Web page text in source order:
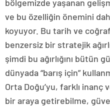
bölgemizde yaşanan
ve bu özelliğin önemini
koyuyor. Bu tarih ve
benzersiz bir stratejik
şimdi bu ağırlığını bütün
dünyada “barış için”
Orta Doğu’yu, farklı
bir araya getirebilme,